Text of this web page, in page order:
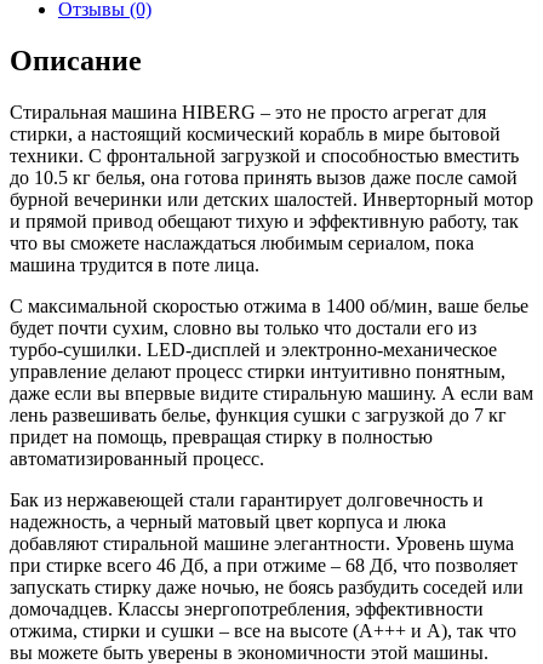
DDQ10
-
W
Отзывы (0)
Описание
Стиральная машина HIBERG – это не просто агрегат для
стирки, а настоящий космический корабль в мире бытовой
техники. С фронтальной загрузкой и способностью вместить
до 10.5 кг белья, она готова принять вызов даже после самой
бурной вечеринки или детских шалостей. Инверторный мотор
и прямой привод обещают тихую и эффективную работу, так
что вы сможете наслаждаться любимым сериалом, пока
машина трудится в поте лица.
С максимальной скоростью отжима в 1400 об/мин, ваше белье
будет почти сухим, словно вы только что достали его из
турбо-сушилки. LED-дисплей и электронно-механическое
управление делают процесс стирки интуитивно понятным,
даже если вы впервые видите стиральную машину. А если вам
лень развешивать белье, функция сушки с загрузкой до 7 кг
придет на помощь, превращая стирку в полностью
автоматизированный процесс.
Бак из нержавеющей стали гарантирует долговечность и
надежность, а черный матовый цвет корпуса и люка
добавляют стиральной машине элегантности. Уровень шума
при стирке всего 46 Дб, а при отжиме – 68 Дб, что позволяет
запускать стирку даже ночью, не боясь разбудить соседей или
домочадцев. Классы энергопотребления, эффективности
отжима, стирки и сушки – все на высоте (A+++ и A), так что
вы можете быть уверены в экономичности этой машины.